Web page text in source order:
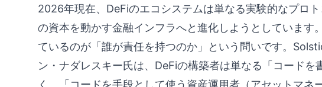
2026年現在、DeFiのエコシステムは単なる実験的なプロ
の資本を動かす金融インフラへと進化しようとしています
ているのが「誰が責任を持つのか」という問いです。
ン・ナダレスキー氏は、DeFiの構築者は単なる「コードを
く、「コードを手段として使う資産運用者（アセットマネ